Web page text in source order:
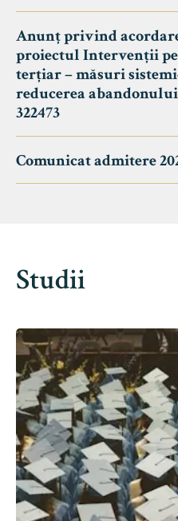
Anunț privind
proiectul Intervenții
terțiar – măsuri
reducerea
322473
Comunicat admitere
Studii